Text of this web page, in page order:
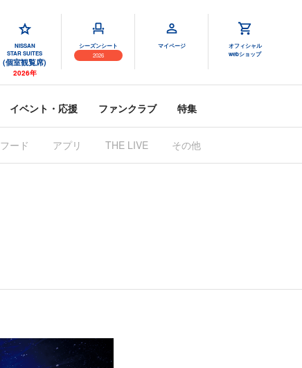
NISSAN
STAR SUITES
(個室観覧席)
2026年
シーズンシート
2026
マイページ
オフィシャル
webショップ
イベント・応援 ファンクラブ 特集
フード アプリ THE LIVE その他